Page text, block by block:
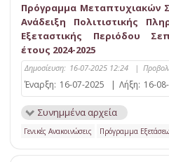
Πρόγραμμα Μεταπτυχιακών
Ανάδειξη Πολιτιστικής
Εξεταστικής Περιόδου
έτους 2024-2025
Δημοσίευση: 16-07-2025 12:24 |
Έναρξη: 16-07-2025 | Λήξη: 16-
Συνημμένα αρχεία
Γενικές Ανακοινώσεις Πρόγραμμα